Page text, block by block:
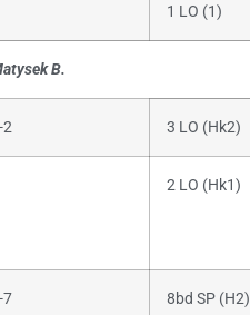
1 LO (1)
B.
2 3 LO (Hk2)
2 LO (Hk1)
7 8bd SP (H2)